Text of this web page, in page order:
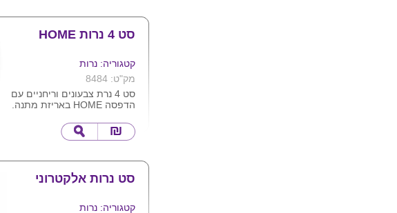
קוטר 8 ס"מ
ניתן להדפיס לוגו של הלקוח על
סט 4 נרות HOME
קטגוריה: נרות
מק"ט: 8484
סט 4 נרת צבעונים וריחניים עם
הדפסה HOME באריזת מתנה.
ניתן להוסיף לוגו ע"ג הנרות או
מדבקה על האריזה
סט נרות אלקטרוני
קטגוריה: נרות